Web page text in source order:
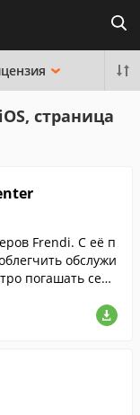
страница
Frendi. С её п
обслужи
погашать серт